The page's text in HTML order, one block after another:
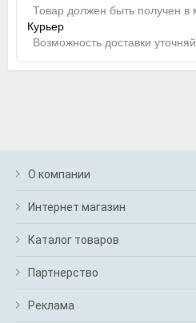
Товар должен быть получен в
Курьер
Возможность доставки
О компании
Интернет магазин
Каталог товаров
Партнерство
Реклама